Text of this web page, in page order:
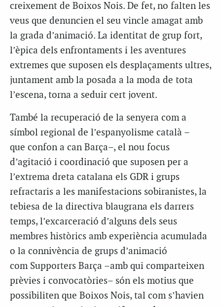
creixement de Boixos Nois. De fet, no falten les
veus que denuncien el seu vincle amagat amb
la grada d’animació. La identitat de grup fort,
l’èpica dels enfrontaments i les aventures
extremes que suposen els desplaçaments ultres,
juntament amb la posada a la moda de tota
l’escena, torna a seduir cert jovent.
També la recuperació de la senyera com a
símbol regional de l’espanyolisme català –
que confon a can Barça–, el nou focus
d’agitació i coordinació que suposen per a
l’extrema dreta catalana els GDR i grups
refractaris a les manifestacions sobiranistes, la
tebiesa de la directiva blaugrana els darrers
temps, l’excarceració d’alguns dels seus
membres històrics amb experiència acumulada
o la connivència de grups d’animació
com Supporters Barça –amb qui comparteixen
prèvies i convocatòries– són els motius que
possibiliten que Boixos Nois, tal com s’havien